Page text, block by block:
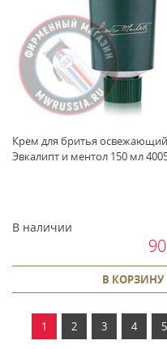
Крем для бритья
Эвкалипт и ментол 150 мл
В наличии
В КОРЗИНУ
1 2 3 4 5